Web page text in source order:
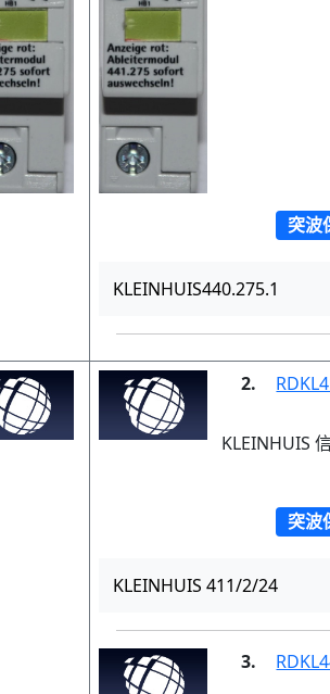
突波
KLEINHUIS440.275.1
2.
KLEINHUIS
突波
KLEINHUIS 411/2/24
3.